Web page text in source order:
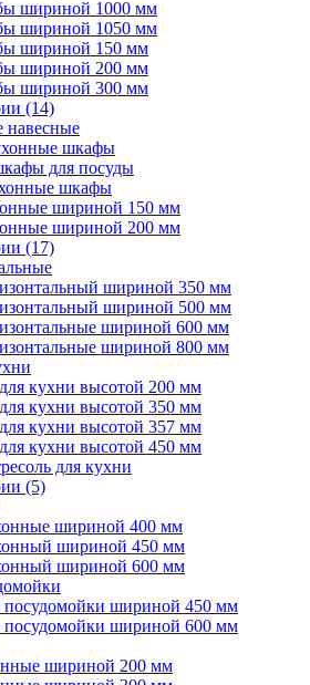
шириной 1000 мм
шириной 1050 мм
шириной 150 мм
шириной 200 мм
шириной 300 мм
(14)
шкафы
для посуды
шкафы
шириной 150 мм
шириной 200 мм
(17)
шириной 350 мм
шириной 500 мм
шириной 600 мм
шириной 800 мм
кухни высотой 200 мм
кухни высотой 350 мм
кухни высотой 357 мм
кухни высотой 450 мм
для кухни
(5)
шириной 400 мм
шириной 450 мм
шириной 600 мм
посудомойки шириной 450 мм
посудомойки шириной 600 мм
шириной 200 мм